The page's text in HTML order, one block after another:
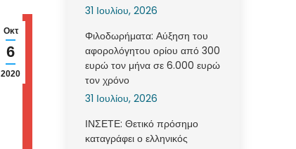
Οκτ
6
2020
31 Ιουλίου, 2026
Φιλοδωρήματα: Αύξηση του
αφορολόγητου ορίου από 300
ευρώ τον μήνα σε 6.000 ευρώ
τον χρόνο
31 Ιουλίου, 2026
ΙΝΣΕΤΕ: Θετικό πρόσημο
καταγράφει ο ελληνικός